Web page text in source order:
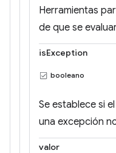
Herramientas
de que se
isException
booleano
Se establece si
una excepción
valor